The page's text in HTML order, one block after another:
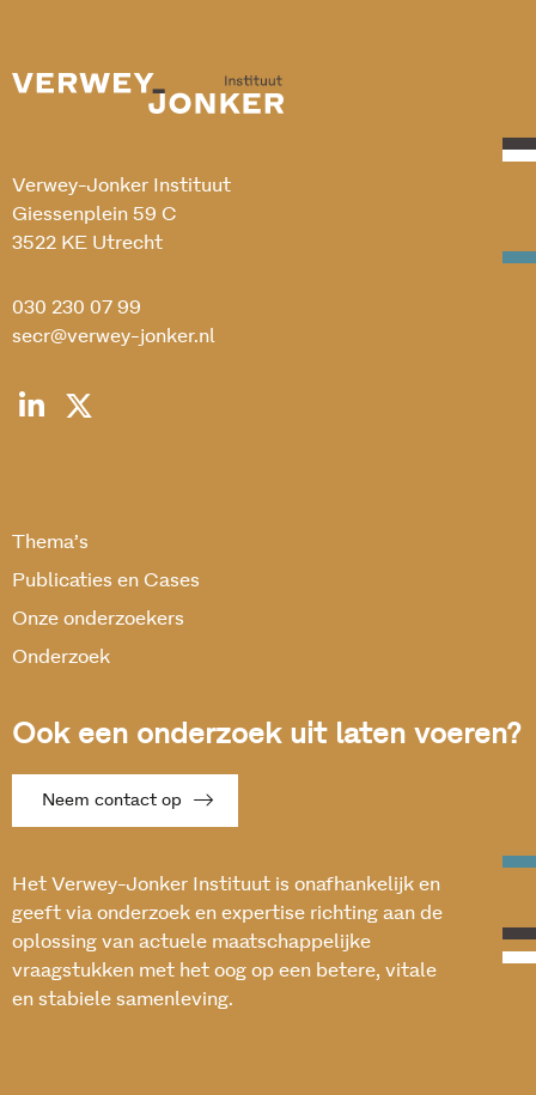
Verwey-Jonker Instituut
Giessenplein 59 C
3522 KE Utrecht
030 230 07 99
secr@verwey-jonker.nl
Thema’s
Publicaties en Cases
Onze onderzoekers
Onderzoek
Ook een onderzoek uit laten voeren?
Neem contact op
Het Verwey-Jonker Instituut is onafhankelijk en
geeft via onderzoek en expertise richting aan de
oplossing van actuele maatschappelijke
vraagstukken met het oog op een betere, vitale
en stabiele samenleving.